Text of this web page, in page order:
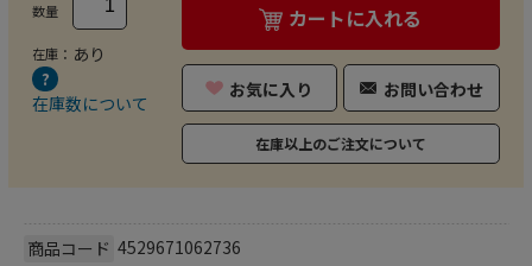
数量
在庫： あり
在庫数について
カートに入れる
お気に入り お問い合わせ
在庫以上のご注文について
商品コード 4529671062736